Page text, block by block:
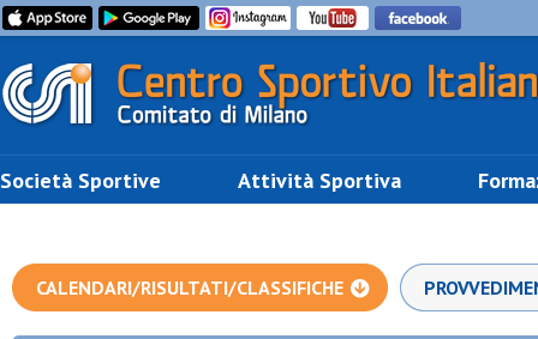
Società Sportive Attività Sportiva
CALENDARI/RISULTATI/CLASSIFICHE